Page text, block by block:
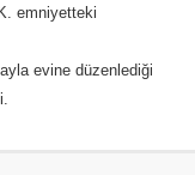
emniyetteki
evine düzenlediği